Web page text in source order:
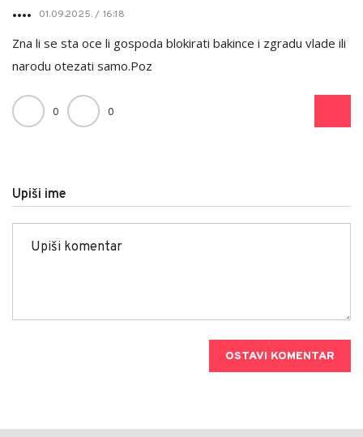
.... 01.09.2025. / 16:18
Zna li se sta oce li gospoda blokirati bakince i zgradu vlade ili
narodu otezati samo.Poz
0 0
Upiši ime
OSTAVI KOMENTAR